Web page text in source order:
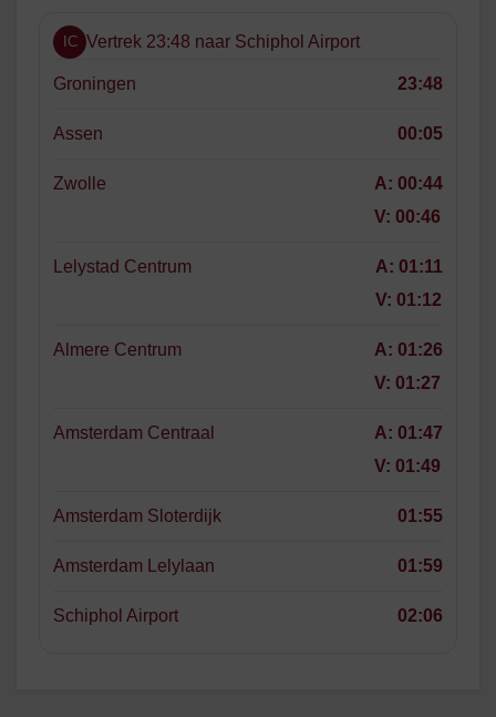
IC Vertrek 23:48 naar Schiphol Airport
Groningen 23:48
Assen 00:05
Zwolle A: 00:44
V: 00:46
Lelystad Centrum A: 01:11
V: 01:12
Almere Centrum A: 01:26
V: 01:27
Amsterdam Centraal A: 01:47
V: 01:49
Amsterdam Sloterdijk 01:55
Amsterdam Lelylaan 01:59
Schiphol Airport 02:06